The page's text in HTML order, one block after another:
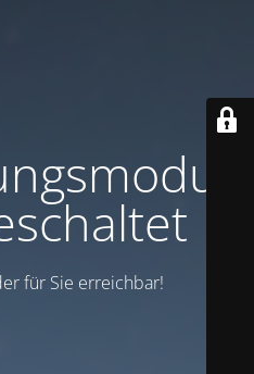
für Sie erreichbar!